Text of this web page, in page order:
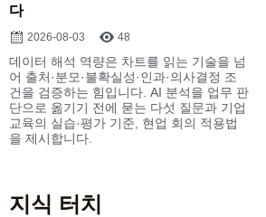
다
2026-08-03 48
데이터 해석 역량은 차트를 읽는 기술을 넘
어 출처·분모·불확실성·인과·의사결정 조
건을 검증하는 힘입니다. AI 분석을 업무 판
단으로 옮기기 전에 묻는 다섯 질문과 기업
교육의 실습·평가 기준, 현업 회의 적용법
을 제시합니다.
지식 터치